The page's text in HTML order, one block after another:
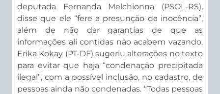
deputada Fernanda Melchionna (PSOL-RS),
disse que ele “fere a presunção da inocência”,
além de não dar garantias de que as
informações ali contidas não acabem vazando.
Erika Kokay (PT-DF) sugeriu alterações no texto
para evitar que haja “condenação precipitada
ilegal”, com a possível inclusão, no cadastro, de
pessoas ainda não condenadas. “Todas pessoas